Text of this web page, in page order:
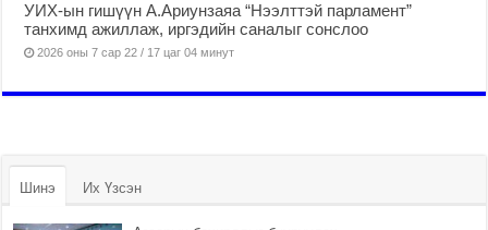
УИХ-ын гишүүн А.Ариунзаяа “Нээлттэй парламент”
танхимд ажиллаж, иргэдийн саналыг сонслоо
2026 оны 7 сар 22 / 17 цаг 04 минут
Шинэ Их Үзсэн